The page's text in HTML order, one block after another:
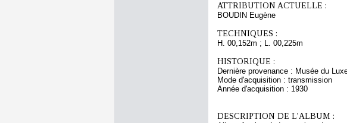
ATTRIBUTION ACTUELLE :
BOUDIN Eugène
TECHNIQUES :
H. 00,152m ; L. 00,225m
HISTORIQUE :
Dernière provenance : Musée du
Mode d'acquisition : transmission
Année d'acquisition : 1930
DESCRIPTION DE L'ALBUM :